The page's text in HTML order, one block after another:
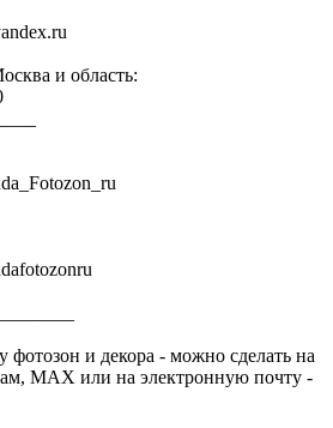
и область:
фотозон и декора - можно сделать на
МАХ или на электронную почту -